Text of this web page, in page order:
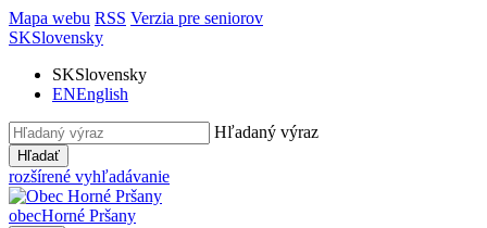
Mapa webu RSS Verzia pre seniorov
SKSlovensky
SKSlovensky
ENEnglish
Hľadaný výraz
Hľadať
rozšírené vyhľadávanie
obecHorné Pršany